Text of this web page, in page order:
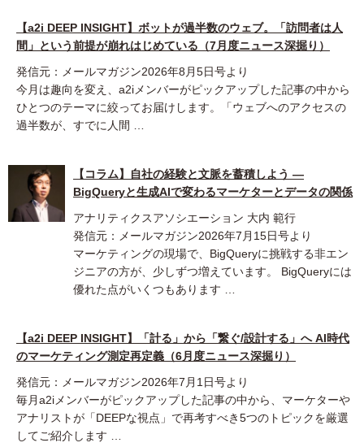
【a2i DEEP INSIGHT】ボットが過半数のウェブ。「訪問者は人
間」という前提が崩れはじめている（7月度ニュース深掘り）
発信元：メールマガジン2026年8月5日号より
今月は趣向を変え、a2iメンバーがピックアップした記事の中から
ひとつのテーマに絞ってお届けします。「ウェブへのアクセスの
過半数が、すでに人間 …
【コラム】自社の経験と文脈を蓄積しよう ―
BigQueryと生成AIで変わるマーケターとデータの関係
アナリティクスアソシエーション 大内 範行
発信元：メールマガジン2026年7月15日号より
マーケティングの現場で、BigQueryに挑戦する非エン
ジニアの方が、少しずつ増えています。 BigQueryには
優れた点がいくつもあります …
【a2i DEEP INSIGHT】「計る」から「繋ぐ/設計する」へ AI時代
のマーケティング測定再定義（6月度ニュース深掘り）
発信元：メールマガジン2026年7月1日号より
毎月a2iメンバーがピックアップした記事の中から、マーケターや
アナリストが「DEEPな視点」で再考すべき5つのトピックを厳選
してご紹介します …